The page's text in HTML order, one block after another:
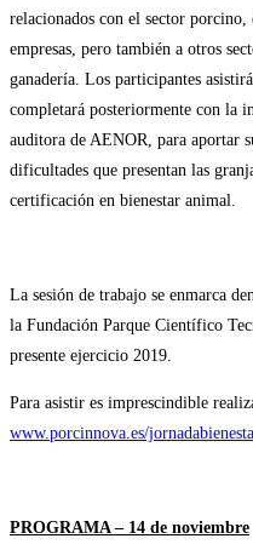
relacionados con el sector
empresas, pero también a otros
ganadería. Los participantes
completará posteriormente con la
auditora de AENOR, para aportar
dificultades que presentan las
certificación en bienestar animal.
La sesión de trabajo se enmarca
la Fundación Parque Científico
presente ejercicio 2019.
Para asistir es imprescindible
www.porcinnova.es/
PROGRAMA – 14 de noviembre